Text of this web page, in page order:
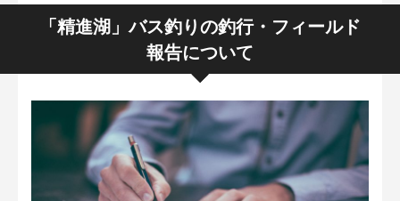
「精進湖」バス釣りの釣行・フィールド
報告について